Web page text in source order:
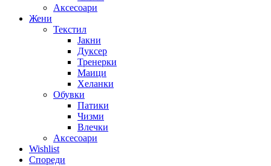
Аксесоари
Жени
Текстил
Јакни
Дуксер
Тренерки
Маици
Хеланки
Обувки
Патики
Чизми
Влечки
Аксесоари
Wishlist
Спореди